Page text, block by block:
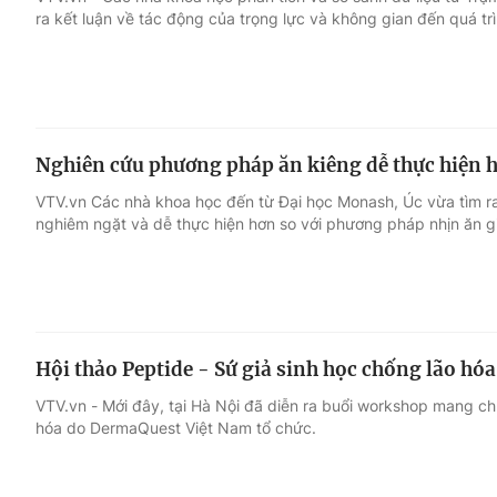
Điện ảnh
Âm nhạc
Sao
Du lịch
Làm đẹp
Chất lượng cuộc
ra kết luận về tác động của trọng lực và không gian đến quá
Nghiên cứu phương pháp ăn kiêng dễ thực hiện
VTV.vn Các nhà khoa học đến từ Đại học Monash, Úc vừa tìm
nghiêm ngặt và dễ thực hiện hơn so với phương pháp nhịn ăn
Hội thảo Peptide - Sứ giả sinh học chống lão hóa
VTV.vn - Mới đây, tại Hà Nội đã diễn ra buổi workshop mang
hóa do DermaQuest Việt Nam tổ chức.